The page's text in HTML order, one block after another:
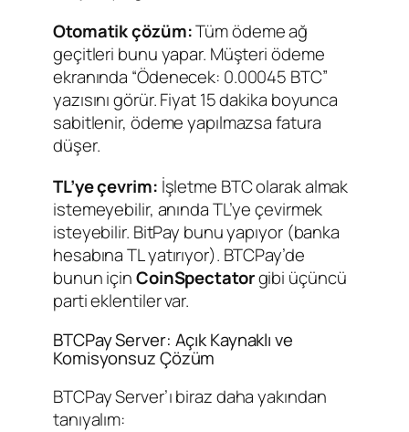
Otomatik çözüm:Tüm ödeme ağ
geçitleri bunu yapar. Müşteri ödeme
ekranında “Ödenecek: 0.00045 BTC”
yazısını görür. Fiyat 15 dakika boyunca
sabitlenir, ödeme yapılmazsa fatura
düşer.
TL’ye çevrim: İşletme BTC olarak almak
istemeyebilir, anında TL’ye çevirmek
isteyebilir. BitPay bunu yapıyor (banka
hesabına TL yatırıyor). BTCPay’de
bunun içinCoinSpectatorgibi üçüncü
parti eklentiler var.
BTCPay Server: Açık Kaynaklı ve
Komisyonsuz Çözüm
BTCPay Server’ı biraz daha yakından
tanıyalım: